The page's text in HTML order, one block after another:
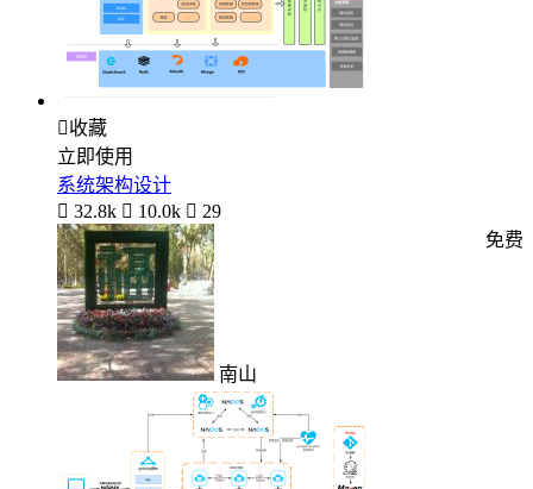
收藏
立即使用
系统架构设计
 32.8k  10.0k  29
南山
免费